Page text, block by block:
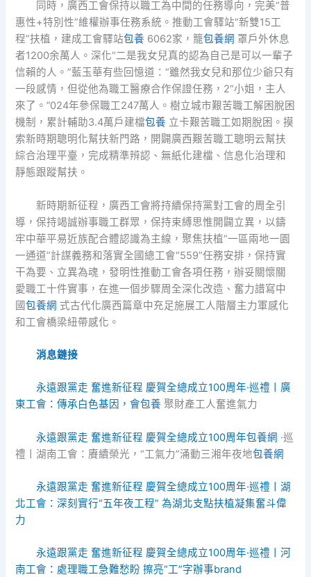
同時，廣西工會保持以職工為中間的任務導向，完美“普
惠性+特別性”維權辦事任務系統。推動工會驛站“新雙15工
程”扶植，建成工會驛站包養 6062家，籠包養網 罩戶外休息
者1200余萬人。深化“二是我女兒真的認為自己是可以一輩子
信賴的人。”藍玉華有些回憶道：“雖然我女兒和那位少爺只有
一段感情，但從他為職工醫療合作保證任務，2“小姐，主人
來了。”024年參保職工247萬人。樹立城市艱苦職工解困脫困
機制，累計輔助3.4萬戶建檔包養 立卡艱苦職工如期脫困。摸
索新時期聰明化幫扶新門路，開闢廣西艱苦職工聰明云幫扶
綜合治理平臺，完成精準辨認、無紙化建檔、信息化治理和
靜態跟蹤幫扶。
新時期新征程，廣西工會將持續保持黨對工會的周全引
導，保持竭誠辦事職工群眾，保持束縛思惟開闢立異，以鑄
牢中華平易近族配合體認識為主線，聚焦扶植“一區兩地一園
一通道”計謀義務和落實全國總工會“559”任務安排，保持實
干為要、立異為魂，發明性推動工會各項任務，辦妥關懷關
愛職工十件實事，在進一個步驟周全深化改造、奮力譜寫中
國包養網 式古代化廣西篇章中充足施展工人階層主力軍感化
和工會橋梁紐帶感化。
消息鏈接
永遠跟黨走 奮進新征程 慶賀全總成立100周年·巡禮丨廣
東工會：傳承白色基因，會包養 聚財產工人奮進氣力
永遠跟黨走 奮進新征程 慶賀全總成立100周年包養網 ·巡
禮丨湖南工會：賡續榮光，“工氣力”涌動三湘年夜地包養網
永遠跟黨走 奮進新征程 慶賀全總成立100周年·巡禮丨湖
北工會：深刻實行“五年夜工程” 為湖北支點扶植凝集奮斗偉
力
永遠跟黨走 奮進新征程 慶賀全總成立100周年·巡禮丨河
南工會：處理職工急難愁盼 擦亮“工”字辦事brand